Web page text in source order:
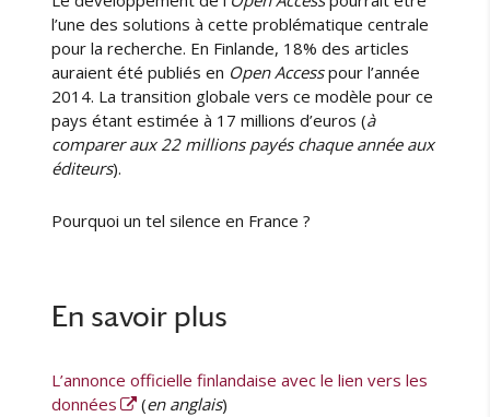
l’une des solutions à cette problématique centrale
pour la recherche. En Finlande, 18% des articles
auraient été publiés en Open Accesspour l’année
2014. La transition globale vers ce modèle pour ce
pays étant estimée à 17 millions d’euros (à
comparer aux 22 millions payés chaque année aux
éditeurs).
Pourquoi un tel silence en France ?
En savoir plus
L’annonce officielle finlandaise avec le lien vers les
données
(en anglais)